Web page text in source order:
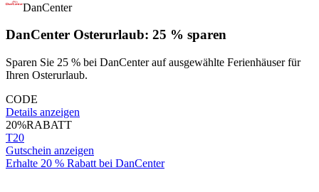
DanCenter
DanCenter Osterurlaub: 25 % sparen
Sparen Sie 25 % bei DanCenter auf ausgewählte Ferienhäuser für
Ihren Osterurlaub.
CODE
Details anzeigen
20%RABATT
T20
Gutschein anzeigen
Erhalte 20 % Rabatt bei DanCenter